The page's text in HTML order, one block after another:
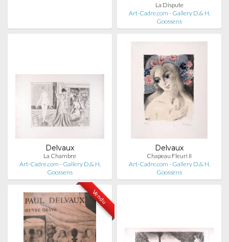
La Dispute
Art-Cadre.com - Gallery D.& H.
Goossens
Delvaux
La Chambre
Art-Cadre.com - Gallery D.& H.
Goossens
Delvaux
Chapeau Fleuri II
Art-Cadre.com - Gallery D.& H.
Goossens
Vendu